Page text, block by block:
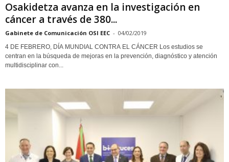
Osakidetza avanza en la investigación en
cáncer a través de 380...
Gabinete de Comunicación OSI EEC - 04/02/2019
4 DE FEBRERO, DÍA MUNDIAL CONTRA EL CÁNCER Los estudios se
centran en la búsqueda de mejoras en la prevención, diagnóstico y atención
multidisciplinar con...